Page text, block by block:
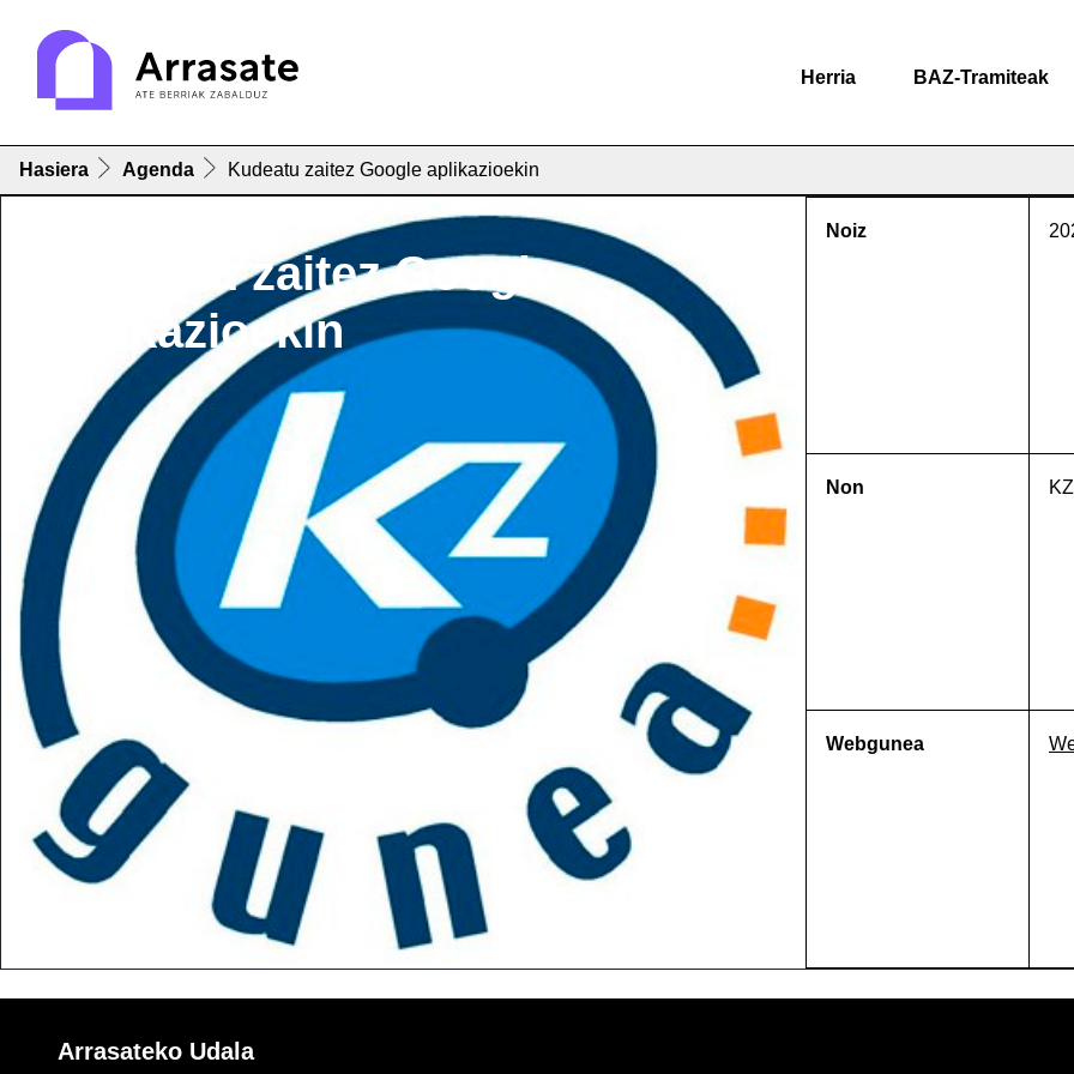
Herria BAZ-Tramiteak
Hasiera Agenda Kudeatu zaitez Google aplikazioekin
Kudeatu zaitez Google
aplikazioekin
Noiz
Non
Webgunea
Arrasateko Udala